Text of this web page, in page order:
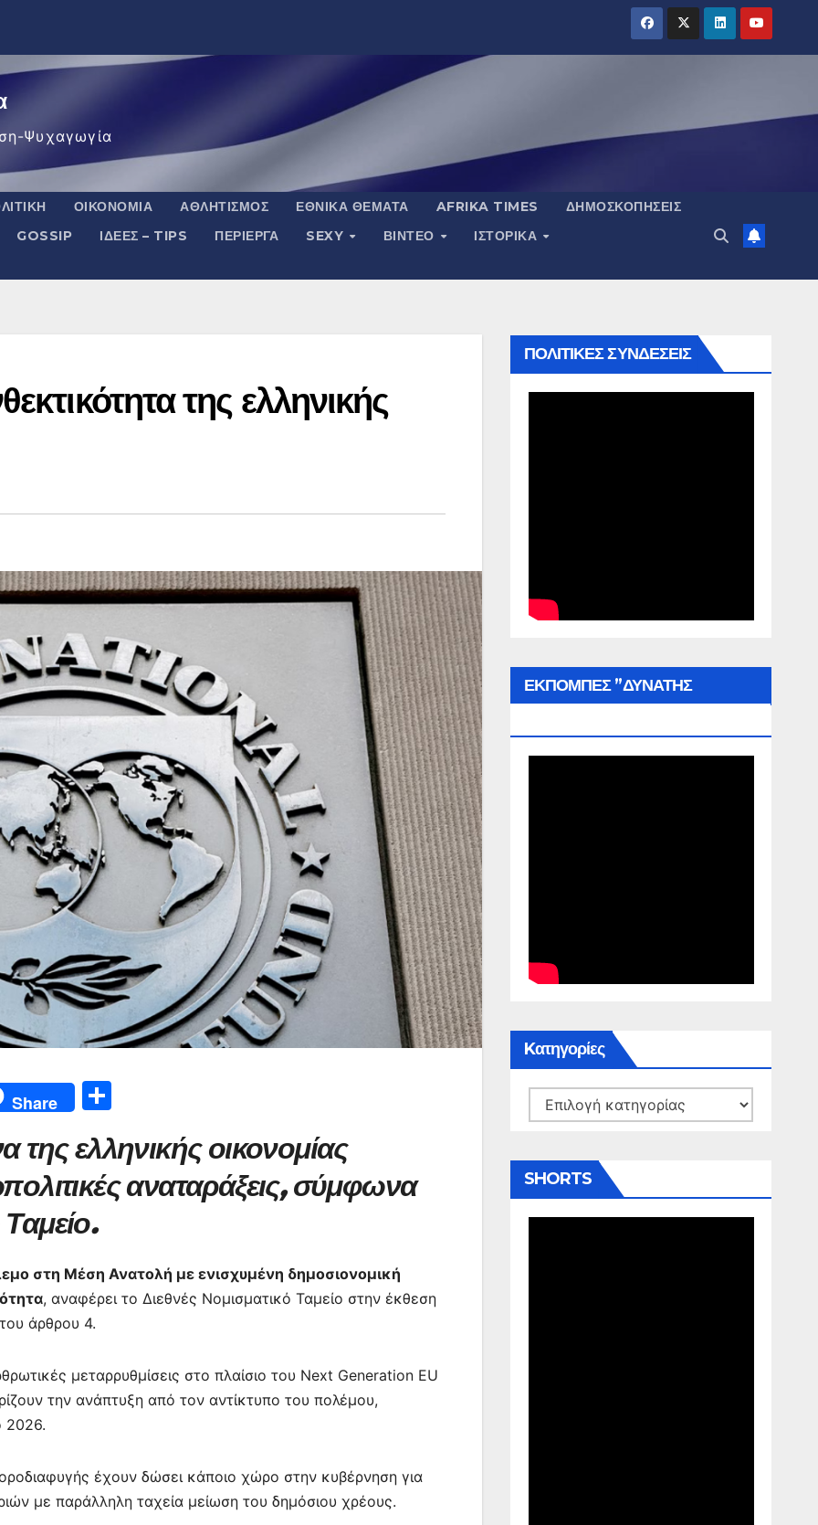
Ψυχαγωγία
ΟΙΚΟΝΟΜΊΑ ΑΘΛΗΤΙΣΜΌΣ ΕΘΝΙΚΆ ΘΈΜΑΤΑ AFRIKA TIMES
ΔΗΜΟΣΚΟΠΉΣΕΙΣ
GOSSIP ΙΔΈΕΣ – TIPS ΠΕΡΊΕΡΓΑ SEXY ΒΙΝΤΕΟ
ΙΣΤΟΡΙΚΆ
της ελληνικής
Share
ρ
α
σ
ίτ
ε
της ελληνικής οικονομίας
αναταράξεις, σύμφωνα
στη Μέση Ανατολή με ενισχυμένη δημοσιονομική
, αναφέρει το Διεθνές Νομισματικό Ταμείο στην έκθεση
άρθρου 4.
μεταρρυθμίσεις στο πλαίσιο του Next Generation EU
την ανάπτυξη από τον αντίκτυπο του πολέμου,
2026.
έχουν δώσει κάποιο χώρο στην κυβέρνηση για
με παράλληλη ταχεία μείωση του δημόσιου χρέους.
ΠΟΛΙΤΙΚΕΣ ΣΥΝΔΕΣΕΙΣ
ΕΚΠΟΜΠΕΣ ”ΔΥΝΑΤΗΣ
Kατηγορίες
Kατηγορίες
SHORTS